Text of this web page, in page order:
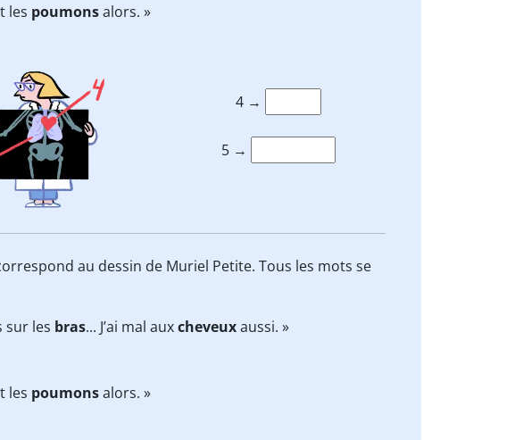
les poumonsalors. »
4 →
5 →
au dessin de Muriel Petite. Tous les mots se
sur les bras... J’ai mal auxcheveuxaussi. »
les poumonsalors. »